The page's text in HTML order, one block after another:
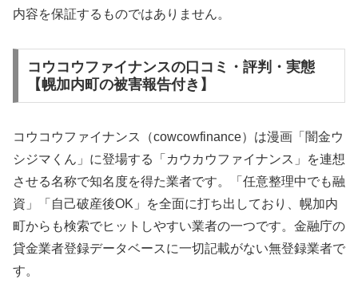
内容を保証するものではありません。
コウコウファイナンスの口コミ・評判・実態
【幌加内町の被害報告付き】
コウコウファイナンス（cowcowfinance）は漫画「闇金ウ
シジマくん」に登場する「カウカウファイナンス」を連想
させる名称で知名度を得た業者です。「任意整理中でも融
資」「自己破産後OK」を全面に打ち出しており、幌加内
町からも検索でヒットしやすい業者の一つです。金融庁の
貸金業者登録データベースに一切記載がない無登録業者で
す。